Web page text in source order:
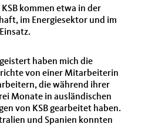
kommen etwa in der
im Energiesektor und im
haben mich die
von einer Mitarbeiterin
die während ihrer
Monate in ausländischen
von KSB gearbeitet haben.
und Spanien konnten